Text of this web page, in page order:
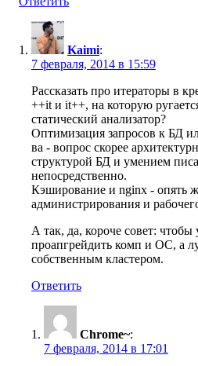
Kaimi:
7 февраля, 2014 в 15:59
Рассказать про итераторы в
++it и it++, на которую
статический анализатор?
Оптимизация запросов к БД
ва - вопрос скорее
структурой БД и умением
непосредственно.
Кэширование и nginx - опять
администрирования и
А так, да, короче совет:
проапгрейдить комп и ОС, а
собственным кластером.
Ответить
Chrome~:
7 февраля, 2014 в 17:01